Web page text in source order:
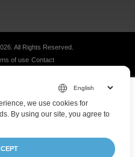
All Rights Reserved.
of use Contact
we use cookies for
By using our site, you agree to